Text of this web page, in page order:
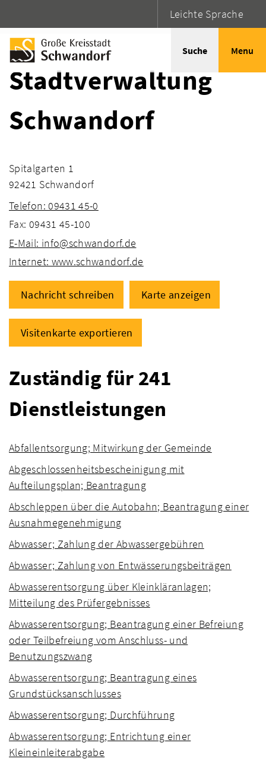
Leichte Sprache
Suche Menu
Stadtverwaltung
Schwandorf
Spitalgarten 1
92421 Schwandorf
Telefon: 09431 45-0
Fax: 09431 45-100
E-Mail: info@schwandorf.de
Internet: www.schwandorf.de
Nachricht schreiben Karte anzeigen
Visitenkarte exportieren
Zuständig für 241
Dienstleistungen
Abfallentsorgung; Mitwirkung der Gemeinde
Abgeschlossenheitsbescheinigung mit
Aufteilungsplan; Beantragung
Abschleppen über die Autobahn; Beantragung einer
Ausnahmegenehmigung
Abwasser; Zahlung der Abwassergebühren
Abwasser; Zahlung von Entwässerungsbeiträgen
Abwasserentsorgung über Kleinkläranlagen;
Mitteilung des Prüfergebnisses
Abwasserentsorgung; Beantragung einer Befreiung
oder Teilbefreiung vom Anschluss- und
Benutzungszwang
Abwasserentsorgung; Beantragung eines
Grundstücksanschlusses
Abwasserentsorgung; Durchführung
Abwasserentsorgung; Entrichtung einer
Kleineinleiterabgabe